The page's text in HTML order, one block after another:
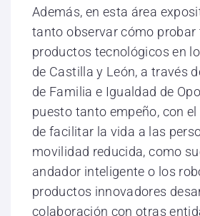
Además, en esta área
tanto observar cómo probar
productos tecnológicos en
de Castilla y León, a través
de Familia e Igualdad de
puesto tanto empeño, con
de facilitar la vida a las
movilidad reducida, como
andador inteligente o los
productos innovadores
colaboración con otras